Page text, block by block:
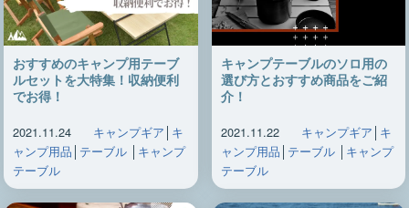
おすすめのキャンプ用テーブ
ルセットを大特集！収納便利
でお得！
2021.11.24 キャンプギア キ
ャンプ用品 テーブル│ キャンプ
テーブル
キャンプテーブルのソロ用の
選び方とおすすめ商品をご紹
介！
2021.11.22 キャンプギア キ
ャンプ用品 テーブル│ キャンプ
テーブル